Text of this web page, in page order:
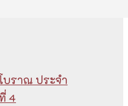
บราณ ประจำ
4